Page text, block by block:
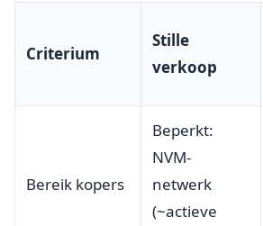
Criterium
Stille
verkoop
Bereik kopers
Beperkt:
NVM-
netwerk
(~actieve